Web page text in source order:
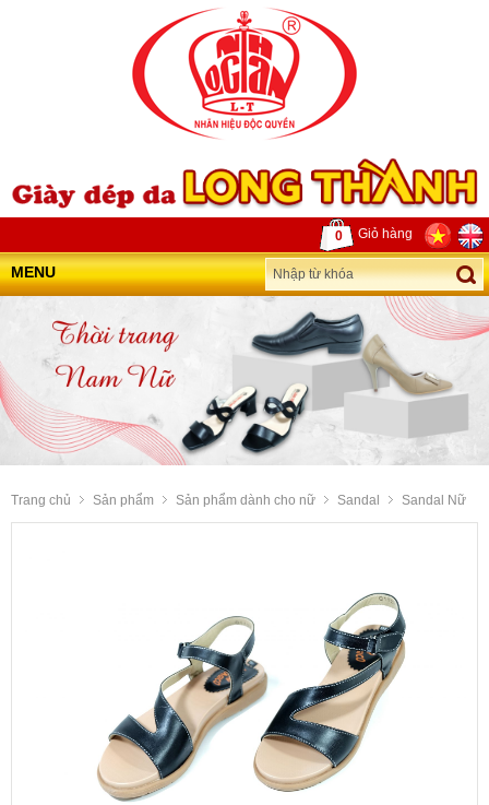
0 Giỏ hàng
MENU
Trang chủ Sản phẩm Sản phẩm dành cho nữ Sandal Sandal Nữ